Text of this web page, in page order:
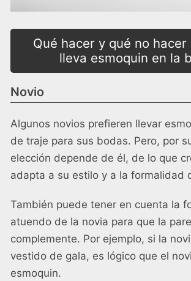
Qué hacer y qué no hacer
lleva esmoquin en la
Novio
Algunos novios prefieren llevar
de traje para sus bodas. Pero, por
elección depende de él, de lo que
adapta a su estilo y a la formalidad
También puede tener en cuenta la
atuendo de la novia para que la
complemente. Por ejemplo, si la
vestido de gala, es lógico que el
esmoquin.